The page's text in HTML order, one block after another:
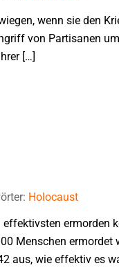
wenn sie den
von Partisanen
[…]
Holocaust
ermorden
Menschen ermordet
wie effektiv es